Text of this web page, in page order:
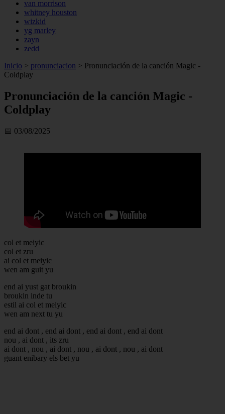
van morrison
whitney houston
wizkid
yg marley
zayn
zedd
Inicio > pronunciacion > Pronunciación de la canción Magic -
Coldplay
Pronunciación de la canción Magic -
Coldplay
📅 03/08/2025
col et meiyic
col et zru
ai col et meiyic
wen am guit yu
end ai yust gat broukin
broukin inde tu
estil ai col et meiyic
wen am next tu yu
end ai dont , end ai dont , end ai dont , end ai dont
nou , ai dont , its zru
ai dont , nou , ai dont , nou , ai dont , nou , ai dont
guant enibary els bet yu